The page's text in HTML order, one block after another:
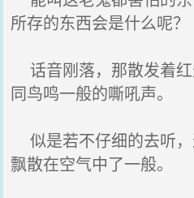
所存的东西会是什么呢？
话音刚落，那散发着
同鸟鸣一般的嘶吼声。
似是若不仔细的去听
飘散在空气中了一般。